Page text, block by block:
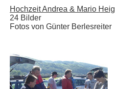
Hochzeit Andrea & Mario Heigl
24 Bilder
Fotos von Günter Berlesreiter